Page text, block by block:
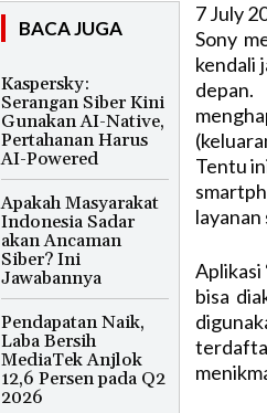
BACA JUGA
Kaspersky:
Serangan Siber Kini
Gunakan AI-Native,
Pertahanan Harus
AI-Powered
Apakah Masyarakat
Indonesia Sadar
akan Ancaman
Siber? Ini
Jawabannya
Pendapatan Naik,
Laba Bersih
MediaTek Anjlok
12,6 Persen pada Q2
2026
7 July
Sony
kendali
Tentu
Aplikasi
bisa